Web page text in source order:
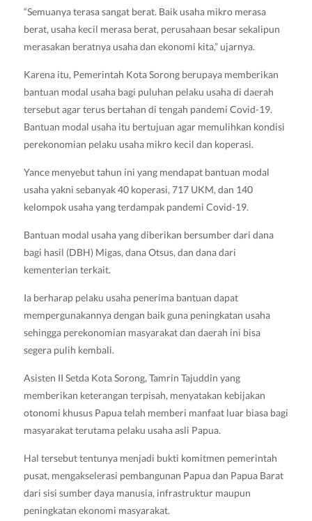
“Semuanya terasa sangat berat. Baik usaha mikro merasa
berat, usaha kecil merasa berat, perusahaan besar sekalipun
merasakan beratnya usaha dan ekonomi kita,” ujarnya.
Karena itu, Pemerintah Kota Sorong berupaya memberikan
bantuan modal usaha bagi puluhan pelaku usaha di daerah
tersebut agar terus bertahan di tengah pandemi Covid-19.
Bantuan modal usaha itu bertujuan agar memulihkan kondisi
perekonomian pelaku usaha mikro kecil dan koperasi.
Yance menyebut tahun ini yang mendapat bantuan modal
usaha yakni sebanyak 40 koperasi, 717 UKM, dan 140
kelompok usaha yang terdampak pandemi Covid-19.
Bantuan modal usaha yang diberikan bersumber dari dana
bagi hasil (DBH) Migas, dana Otsus, dan dana dari
kementerian terkait.
Ia berharap pelaku usaha penerima bantuan dapat
mempergunakannya dengan baik guna peningkatan usaha
sehingga perekonomian masyarakat dan daerah ini bisa
segera pulih kembali.
Asisten II Setda Kota Sorong, Tamrin Tajuddin yang
memberikan keterangan terpisah, menyatakan kebijakan
otonomi khusus Papua telah memberi manfaat luar biasa bagi
masyarakat terutama pelaku usaha asli Papua.
Hal tersebut tentunya menjadi bukti komitmen pemerintah
pusat, mengakselerasi pembangunan Papua dan Papua Barat
dari sisi sumber daya manusia, infrastruktur maupun
peningkatan ekonomi masyarakat.